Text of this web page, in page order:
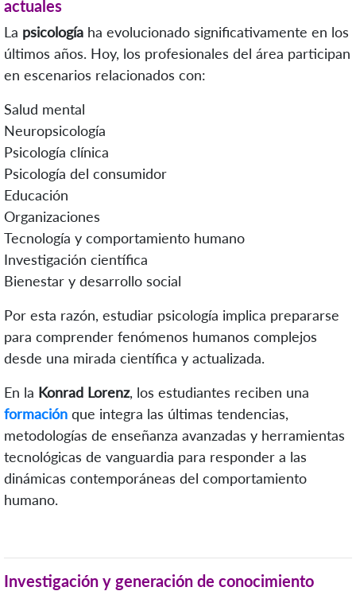
actuales
La psicología ha evolucionado significativamente en los
últimos años. Hoy, los profesionales del área participan
en escenarios relacionados con:
Salud mental
Neuropsicología
Psicología clínica
Psicología del consumidor
Educación
Organizaciones
Tecnología y comportamiento humano
Investigación científica
Bienestar y desarrollo social
Por esta razón, estudiar psicología implica prepararse
para comprender fenómenos humanos complejos
desde una mirada científica y actualizada.
En la Konrad Lorenz, los estudiantes reciben una
formación que integra las últimas tendencias,
metodologías de enseñanza avanzadas y herramientas
tecnológicas de vanguardia para responder a las
dinámicas contemporáneas del comportamiento
humano.
Investigación y generación de conocimiento